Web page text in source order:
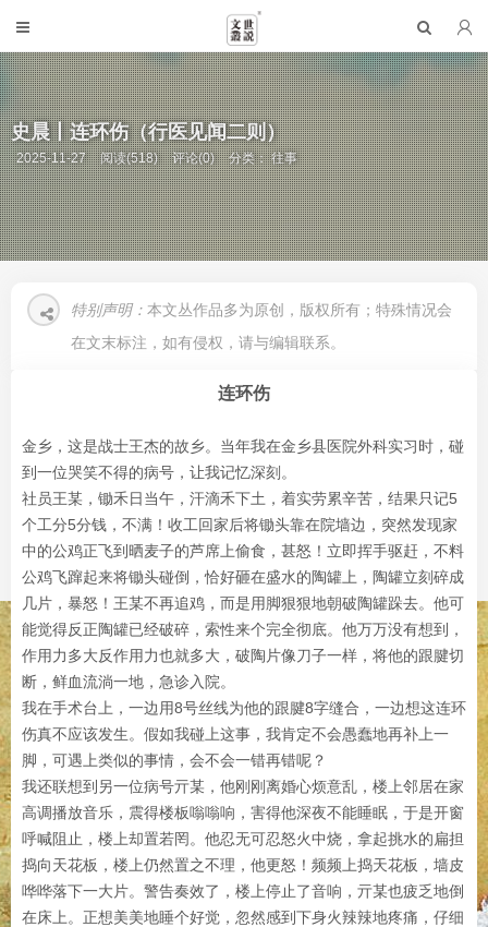
史晨丨连环伤（行医见闻二则）
2025-11-27 阅读(518) 评论(0) 分类：往事
特别声明： 本文丛作品多为原创，版权所有；特殊情况会
在文末标注，如有侵权，请与编辑联系。
连环伤
金乡，这是战士王杰的故乡。当年我在金乡县医院外科实习时，碰
到一位哭笑不得的病号，让我记忆深刻。
社员王某，锄禾日当午，汗滴禾下土，着实劳累辛苦，结果只记5
个工分5分钱，不满！收工回家后将锄头靠在院墙边，突然发现家
中的公鸡正飞到晒麦子的芦席上偷食，甚怒！立即挥手驱赶，不料
公鸡飞蹿起来将锄头碰倒，恰好砸在盛水的陶罐上，陶罐立刻碎成
几片，暴怒！王某不再追鸡，而是用脚狠狠地朝破陶罐跺去。他可
能觉得反正陶罐已经破碎，索性来个完全彻底。他万万没有想到，
作用力多大反作用力也就多大，破陶片像刀子一样，将他的跟腱切
断，鲜血流淌一地，急诊入院。
我在手术台上，一边用8号丝线为他的跟腱8字缝合，一边想这连环
伤真不应该发生。假如我碰上这事，我肯定不会愚蠢地再补上一
脚，可遇上类似的事情，会不会一错再错呢？
我还联想到另一位病号亓某，他刚刚离婚心烦意乱，楼上邻居在家
高调播放音乐，震得楼板嗡嗡响，害得他深夜不能睡眠，于是开窗
呼喊阻止，楼上却置若罔。他忍无可忍怒火中烧，拿起挑水的扁担
捣向天花板，楼上仍然置之不理，他更怒！频频上捣天花板，墙皮
哗哗落下一大片。警告奏效了，楼上停止了音响，亓某也疲乏地倒
在床上。正想美美地睡个好觉，忽然感到下身火辣辣地疼痛，仔细